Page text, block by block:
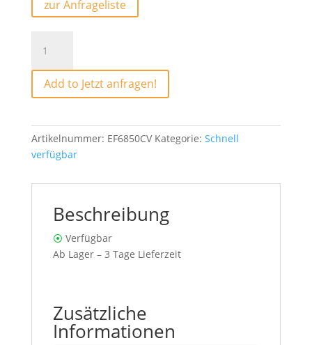
zur Anfrageliste
Menge
Add to Jetzt anfragen!
Artikelnummer: EF6850CV Kategorie: Schnell
verfügbar
Beschreibung
⦿ Verfügbar
Ab Lager – 3 Tage Lieferzeit
Zusätzliche
Informationen